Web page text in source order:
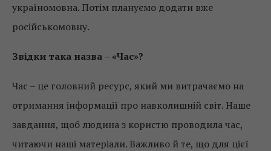
україномовна. Потім плануємо додати вже
російськомовну.
Звідки така назва – «Час»?
Час – це головний ресурс, який ми витрачаємо на
отримання інформації про навколишній світ. Наше
завдання, щоб людина з користю проводила час,
читаючи наші матеріали. Важливо й те, що для цієї